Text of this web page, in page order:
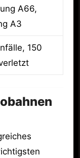
A66,
A3
150